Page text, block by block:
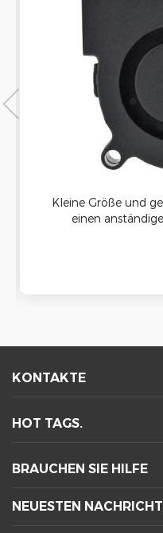
Kleine Größe und
einen
KONTAKTE
HOT TAGS.
BRAUCHEN SIE HILFE
NEUESTEN